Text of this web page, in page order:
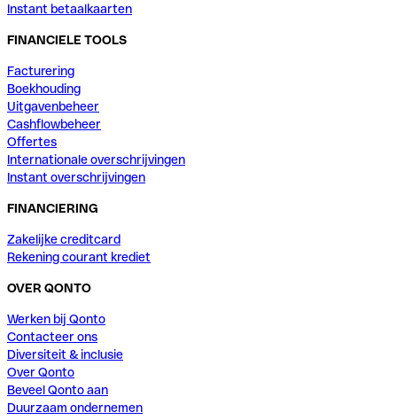
Instant betaalkaarten
FINANCIELE TOOLS
Facturering
Boekhouding
Uitgavenbeheer
Cashflowbeheer
Offertes
Internationale overschrijvingen
Instant overschrijvingen
FINANCIERING
Zakelijke creditcard
Rekening courant krediet
OVER QONTO
Werken bij Qonto
Contacteer ons
Diversiteit & inclusie
Over Qonto
Beveel Qonto aan
Duurzaam ondernemen